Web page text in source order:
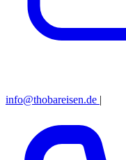
info@thobareisen.de |